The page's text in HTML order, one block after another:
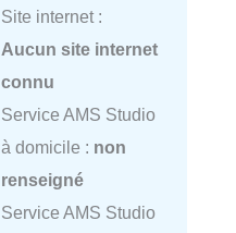
Site internet :
Aucun site internet
connu
Service AMS Studio
à domicile : non
renseigné
Service AMS Studio